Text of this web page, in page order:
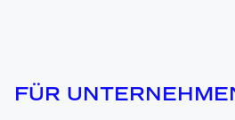
FÜR